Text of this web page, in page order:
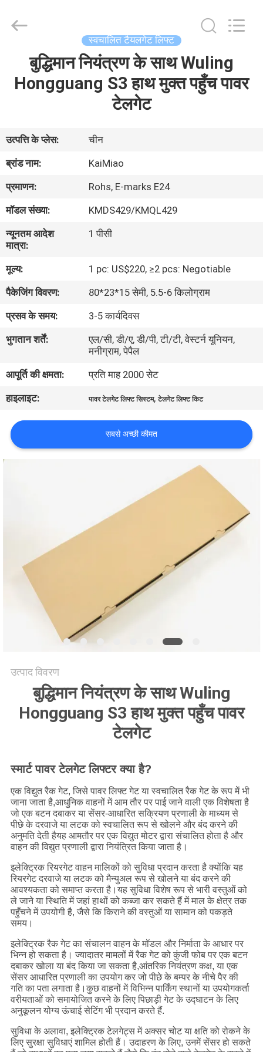
हमारे
बारे
में
कारखाना
भ्रमण
गुणवत्ता
नियंत्रण
संपर्क
समाचार
एक
उद्धरण
साइटमैप
PRIVACY
POLICY
Technology
स्वचालित टैयलगेट लिफ्ट
बुद्धिमान नियंत्रण के साथ Wuling
Hongguang S3 हाथ मुक्त पहुँच पावर
टेलगेट
उत्पत्ति के प्लेस:
चीन
ब्रांड नाम:
KaiMiao
प्रमाणन:
Rohs, E-marks E24
मॉडल संख्या:
KMDS429/KMQL429
न्यूनतम आदेश
मात्रा:
1 पीसी
मूल्य:
1 pc: US$220, ≥2 pcs: Negotiable
पैकेजिंग विवरण:
80*23*15 सेमी, 5.5-6 किलोग्राम
प्रसव के समय:
3-5 कार्यदिवस
भुगतान शर्तें:
एल/सी, डी/ए, डी/पी, टी/टी, वेस्टर्न यूनियन,
मनीग्राम, पेपैल
आपूर्ति की क्षमता:
प्रति माह 2000 सेट
हाइलाइट:
पावर टेलगेट लिफ्ट सिस्टम,टेलगेट लिफ्ट किट
सबसे अच्छी कीमत
उत्पाद विवरण
बुद्धिमान नियंत्रण के साथ Wuling
Hongguang S3 हाथ मुक्त पहुँच पावर
टेलगेट
स्मार्ट पावर टेलगेट लिफ्टर क्या है?
एक विद्युत रैक गेट, जिसे पावर लिफ्ट गेट या स्वचालित रैक गेट के रूप में भी
जाना जाता है,आधुनिक वाहनों में आम तौर पर पाई जाने वाली एक विशेषता है
जो एक बटन दबाकर या सेंसर-आधारित सक्रियण प्रणाली के माध्यम से
पीछे के दरवाजे या लटक को स्वचालित रूप से खोलने और बंद करने की
अनुमति देती हैयह आमतौर पर एक विद्युत मोटर द्वारा संचालित होता है और
वाहन की विद्युत प्रणाली द्वारा नियंत्रित किया जाता है।
इलेक्ट्रिक रियरगेट वाहन मालिकों को सुविधा प्रदान करता है क्योंकि यह
रियरगेट दरवाजे या लटक को मैन्युअल रूप से खोलने या बंद करने की
आवश्यकता को समाप्त करता है।यह सुविधा विशेष रूप से भारी वस्तुओं को
ले जाने या स्थिति में जहां हाथों को कब्जा कर सकते हैं में माल के क्षेत्र तक
पहुँचने में उपयोगी है, जैसे कि किराने की वस्तुओं या सामान को पकड़ते
समय।
इलेक्ट्रिक रैक गेट का संचालन वाहन के मॉडल और निर्माता के आधार पर
भिन्न हो सकता है। ज्यादातर मामलों में रैक गेट को कुंजी फोब पर एक बटन
दबाकर खोला या बंद किया जा सकता है,आंतरिक नियंत्रण कक्ष, या एक
सेंसर आधारित प्रणाली का उपयोग कर जो पीछे के बम्पर के नीचे पैर की
गति का पता लगाता है।कुछ वाहनों में विभिन्न पार्किंग स्थानों या उपयोगकर्ता
वरीयताओं को समायोजित करने के लिए पिछाड़ी गेट के उद्घाटन के लिए
अनुकूलन योग्य ऊंचाई सेटिंग भी प्रदान करते हैं.
सुविधा के अलावा, इलेक्ट्रिक टेलगेट्स में अक्सर चोट या क्षति को रोकने के
लिए सुरक्षा सुविधाएं शामिल होती हैं। उदाहरण के लिए, उनमें सेंसर हो सकते